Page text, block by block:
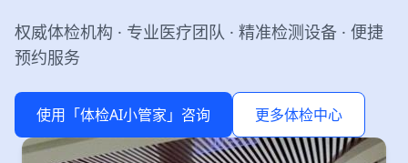
权威体检机构 · 专业医疗团队 · 精准检测设备 · 便捷
预约服务
使用「体检AI小管家」咨询 更多体检中心